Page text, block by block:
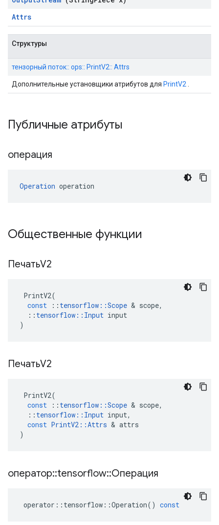
Attrs
Структуры
тензорный поток:: ops:: PrintV2:: Attrs
Дополнительные установщики атрибутов для PrintV2
Публичные атрибуты
операция
Operation operation
Общественные функции
ПечатьV2
PrintV2(
const
:: tensorflow ::Scope & scope,
:: tensorflow :: Input input
)
ПечатьV2
PrintV2(
const
:: tensorflow ::Scope & scope,
:: tensorflow :: Input input,
const PrintV2 ::Attrs & attrs
)
оператор::tensorflow::Операция
operator :: tensorflow ::Operation() const